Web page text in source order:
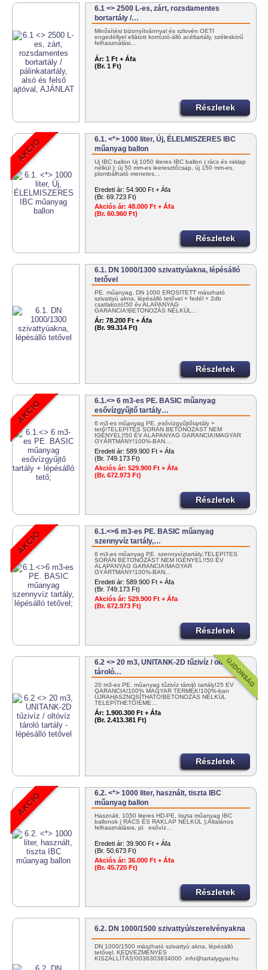
6.1 <> 2500 L-es, zárt, rozsdamentes
bortartály /…
Minősítési bizonyítvánnyal és szlovén OÉTI
engedéllyel ellátott korrózió-álló acéltartály, széleskörű
felhasználási…
Ár: 1 Ft + Áfa
(Br. 1 Ft)
Részletek
6.1. <*> 1000 liter, Új, ÉLELMISZERES IBC
műanyag ballon
Új IBC ballon Új 1050 literes IBC ballon ( rács és raklap
nélkül ); új 50 mm-es leeresztőcsap, új 150 mm-es,
plombálható menetes…
Eredeti ár: 54.900 Ft + Áfa
(Br. 69.723 Ft)
Akciós ár: 48.000 Ft + Áfa
(Br. 60.960 Ft)
Részletek
6.1. DN 1000/1300 szivattyúakna, lépésálló
tetővel
PE. műanyag, DN 1000 ERŐSÍTETT mászható
szivattyú akna, lépésálló tetővel + fedél + 2db
csatlakozó!50 év ALAPANYAG
GARANCIA!BETONOZÁS NÉLKÜL…
Ár: 78.200 Ft + Áfa
(Br. 99.314 Ft)
Részletek
6.1.<> 6 m3-es PE. BASIC műanyag
esővízgyűjtő tartály…
6 m3-es műanyag PE. esővízgyűjtőtartály +
tető!TELEPÍTÉS SORÁN BETONOZÁST NEM
IGÉNYEL!!50 ÉV ALAPANYAG GARANCIA!MAGYAR
GYÁRTMÁNY!100%-BAN…
Eredeti ár: 589.900 Ft + Áfa
(Br. 749.173 Ft)
Akciós ár: 529.900 Ft + Áfa
(Br. 672.973 Ft)
Részletek
6.1.<>6 m3-es PE. BASIC műanyag
szennyvíz tartály,…
6 m3-es műanyag PE. szennyvíztartály;TELEPÍTÉS
SORÁN BETONOZÁST NEM IGÉNYEL!!50 ÉV
ALAPANYAG GARANCIA!MAGYAR
GYÁRTMÁNY!100%-BAN…
Eredeti ár: 589.900 Ft + Áfa
(Br. 749.173 Ft)
Akciós ár: 529.900 Ft + Áfa
(Br. 672.973 Ft)
Részletek
6.2 <> 20 m3, UNITANK-2D tűzivíz / oltóvíz
tároló…
20 m3-es PE. műanyag tűzivíz tároló tartály!25 ÉV
GARANCIA!100% MAGYAR TERMÉK!100%-ban
ÚJRAHASZNOSÍTHATÓ!BETONOZÁS NÉLKÜL
TELEPÍTHETŐ!ÉME…
Ár: 1.900.300 Ft + Áfa
(Br. 2.413.381 Ft)
Részletek
6.2. <*> 1000 liter, használt, tiszta IBC
műanyag ballon
Használt, 1050 literes HD-PE, tiszta műanyag IBC
ballonok ( RÁCS ÉS RAKLAP NÉLKÜL );Általános
felhasználásra, pl. esővíz…
Eredeti ár: 39.900 Ft + Áfa
(Br. 50.673 Ft)
Akciós ár: 36.000 Ft + Áfa
(Br. 45.720 Ft)
Részletek
6.2. DN 1000/1500 szivattyú/szerelvényakna
DN 1000/1500 mászható szivattyú akna, lépésálló
tetővel. KEDVEZMÉNYES
KISZÁLLÍTÁS!0036303834000 info@tartalygyar.hu